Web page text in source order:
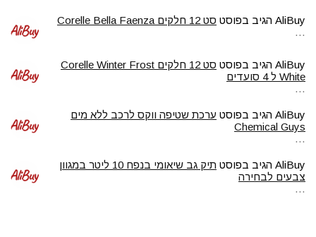
AliBuy הגיב בפוסט סט 12 חלקים Corelle Bella Faenza
…
AliBuy הגיב בפוסט
סט 12 חלקים Corelle Winter Frost
White ל 4 סועדים
…
AliBuy הגיב בפוסט ערכת שטיפה ווקס לרכב ללא מים
Chemical Guys
…
AliBuy הגיב בפוסט
תיק גב שיאומי בנפח 10 ליטר במגוון
צבעים לבחירה
…